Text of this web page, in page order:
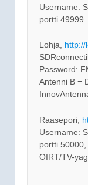
Username:
portti 49999.
Lohja, http://
Password:
Antenni B =
Raasepori,
Username:
portti
OIRT/TV-